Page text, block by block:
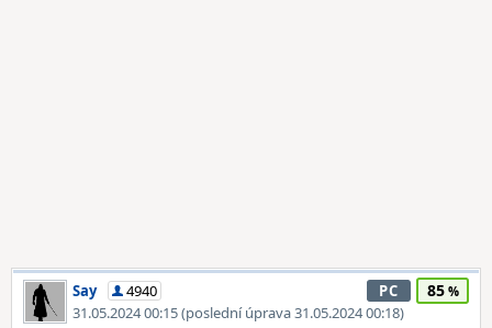
Say
4940
31.05.2024 00:15 (poslední úprava 31.05.2024 00:18)
PC 85